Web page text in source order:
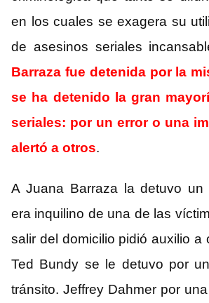
en los cuales se exagera su
de asesinos seriales
Barraza fue detenida por la
se ha detenido la gran
seriales: por un error o una
alertó a otros.
A Juana Barraza la detuvo un
era inquilino de una de las
salir del domicilio pidió auxilio a
Ted Bundy se le detuvo por
tránsito. Jeffrey Dahmer por